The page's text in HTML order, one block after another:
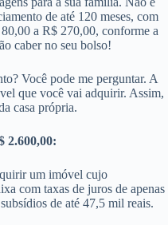
de até 120 meses, com
a R$ 270,00, conforme a
caber no seu bolso!
Você pode me perguntar. A
que você vai adquirir. Assim,
casa própria.
2.600,00:
um imóvel cujo
com taxas de juros de apenas
de até 47,5 mil reais.